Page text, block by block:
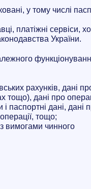
у тому числі
платіжні сервіси,
України.
рахунків, дані
тощо), дані про
паспортні дані, дані
тощо;
з вимогами чинного